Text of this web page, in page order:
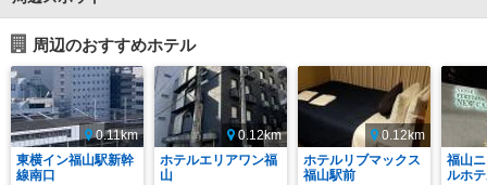
周辺のおすすめホテル
0.11km
東横イン福山駅新幹
線南口
0.12km
ホテルエリアワン福
山
0.12km
ホテルリブマックス
福山駅前
福山
ルホ